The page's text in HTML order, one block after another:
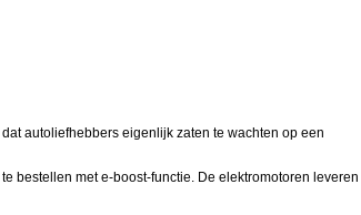
autoliefhebbers eigenlijk zaten te wachten op een
bestellen met e-boost-functie. De elektromotoren leveren